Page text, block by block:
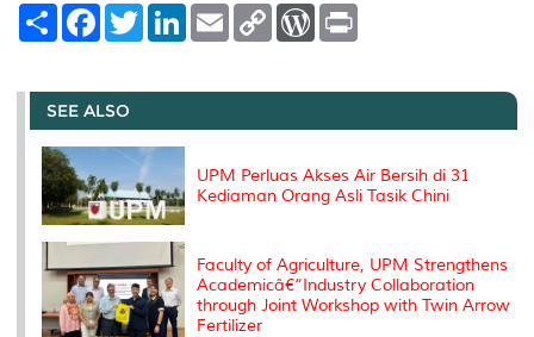
S
e
F
a
b
o
o
k
T
w
t
r
L
e
I
E
m
l
C
L
n
W
P
e
s
t
SEE ALSO
UPM Perluas Akses Air Bersih di 31
Kediaman Orang Asli Tasik Chini
Faculty of Agriculture, UPM Strengthens
Academicâ€“Industry Collaboration
through Joint Workshop with Twin Arrow
Fertilizer